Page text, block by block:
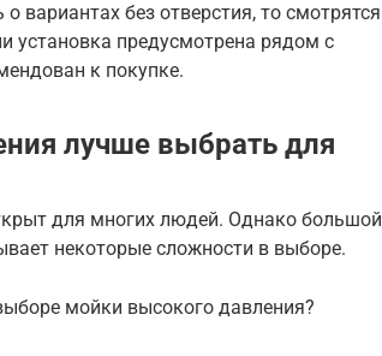
вариантах без отверстия, то смотрятся
установка предусмотрена рядом с
к покупке.
лучше выбрать для
для многих людей. Однако большой
некоторые сложности в выборе.
мойки высокого давления?